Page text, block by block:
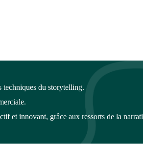
techniques du storytelling.
.
et innovant, grâce aux ressorts de la